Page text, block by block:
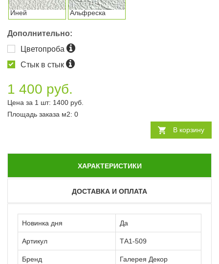
Иней Альфреска
Дополнительно:
Цветопроба
Стык в стык
1 400 руб.
Цена за 1 шт: 1400 руб.
Площадь заказа м2: 0
В корзину
ХАРАКТЕРИСТИКИ
ДОСТАВКА И ОПЛАТА
Новинка дня Да
Артикул ТА1-509
Бренд Галерея Декор